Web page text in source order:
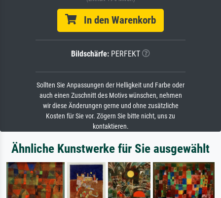
In den Warenkorb
Bildschärfe: PERFEKT
Sollten Sie Anpassungen der Helligkeit und Farbe oder
auch einen Zuschnitt des Motivs wünschen, nehmen
wir diese Änderungen gerne und ohne zusätzliche
Kosten für Sie vor. Zögern Sie bitte nicht, uns zu
kontaktieren.
Ähnliche Kunstwerke für Sie ausgewählt